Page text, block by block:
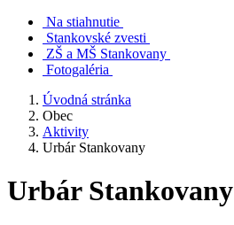
Na stiahnutie
Stankovské zvesti
ZŠ a MŠ Stankovany
Fotogaléria
Úvodná stránka
Obec
Aktivity
Urbár Stankovany
Urbár Stankovany